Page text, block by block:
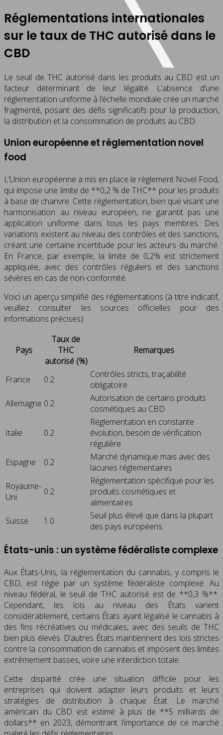
Réglementations internationales
sur le taux de THC autorisé dans le
CBD
Le seuil de THC autorisé dans les produits au CBD est un
facteur déterminant de leur légalité. L’absence d’une
réglementation uniforme à l’échelle mondiale crée un marché
fragmenté, posant des défis significatifs pour la production,
la distribution et la consommation de produits au CBD.
Union européenne et réglementation novel
food
L’Union européenne a mis en place le règlement Novel Food,
qui impose une limite de **0,2 % de THC** pour les produits
à base de chanvre. Cette réglementation, bien que visant une
harmonisation au niveau européen, ne garantit pas une
application uniforme dans tous les pays membres. Des
variations existent au niveau des contrôles et des sanctions,
créant une certaine incertitude pour les acteurs du marché.
En France, par exemple, la limite de 0,2% est strictement
appliquée, avec des contrôles réguliers et des sanctions
sévères en cas de non-conformité.
Voici un aperçu simplifié des réglementations (à titre indicatif,
veuillez consulter les sources officielles pour des
informations précises):
Pays
Taux de
THC
autorisé (%)
Remarques
France 0.2
Contrôles stricts, traçabilité
obligatoire
Allemagne 0.2
Autorisation de certains produits
cosmétiques au CBD
Italie 0.2
Réglementation en constante
évolution, besoin de vérification
régulière
Espagne
0.2
Marché dynamique mais avec des
lacunes réglementaires
Royaume-
Uni
0.2
Réglementation spécifique pour les
produits cosmétiques et
alimentaires
Suisse
1.0
Seuil plus élevé que dans la plupart
des pays européens.
États-unis : un système fédéraliste complexe
Aux États-Unis, la réglementation du cannabis, y compris le
CBD, est régie par un système fédéraliste complexe. Au
niveau fédéral, le seuil de THC autorisé est de **0,3 %**.
Cependant, les lois au niveau des États varient
considérablement, certains États ayant légalisé le cannabis à
des fins récréatives ou médicales, avec des seuils de THC
bien plus élevés. D’autres États maintiennent des lois strictes
contre la consommation de cannabis et imposent des limites
extrêmement basses, voire une interdiction totale.
Cette disparité crée une situation difficile pour les
entreprises qui doivent adapter leurs produits et leurs
stratégies de distribution à chaque État. Le marché
américain du CBD est estimé à plus de **5 milliards de
dollars** en 2023, démontrant l’importance de ce marché